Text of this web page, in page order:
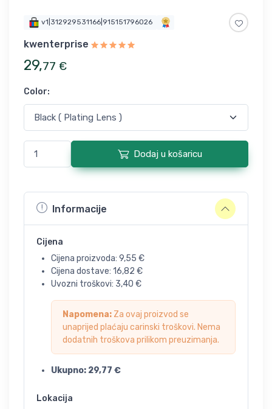
v1|312929531166|915151796026
kwenterprise
29,77 €
Color:
Dodaj u košaricu
Informacije
Cijena
Cijena proizvoda: 9,55 €
Cijena dostave: 16,82 €
Uvozni troškovi: 3,40 €
Napomena: Za ovaj proizvod se
unaprijed plaćaju carinski troškovi. Nema
dodatnih troškova prilikom preuzimanja.
Ukupno: 29,77 €
Lokacija